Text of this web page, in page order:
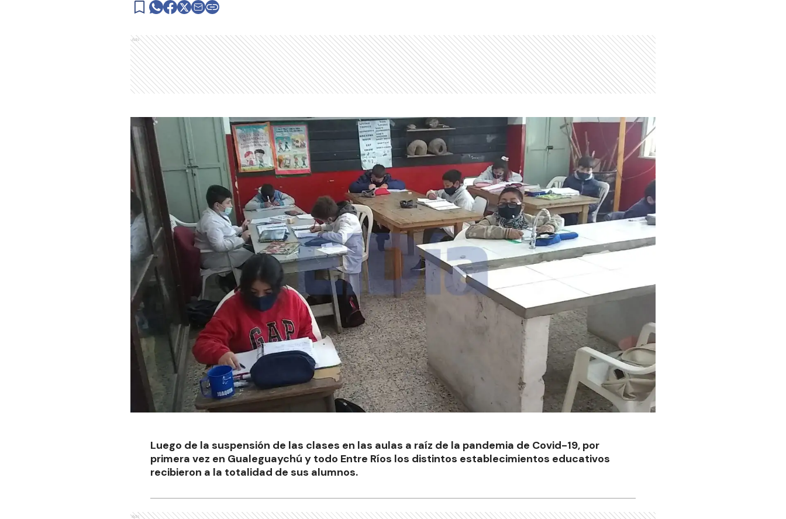
Ads
Luego de la suspensión de las clases en las aulas a raíz de la pandemia de Covid-19, por
primera vez en Gualeguaychú y todo Entre Ríos los distintos establecimientos educativos
recibieron a la totalidad de sus alumnos.
Ads